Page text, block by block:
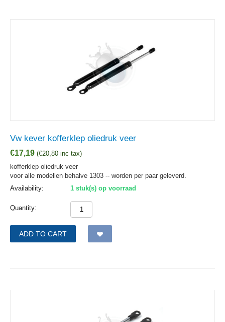
Vw kever kofferklep oliedruk veer
€17,19 (€20,80 inc tax)
kofferklep oliedruk veer
voor alle modellen behalve 1303 -- worden per paar geleverd.
Availability:
1 stuk(s) op voorraad
Quantity:
ADD TO CART